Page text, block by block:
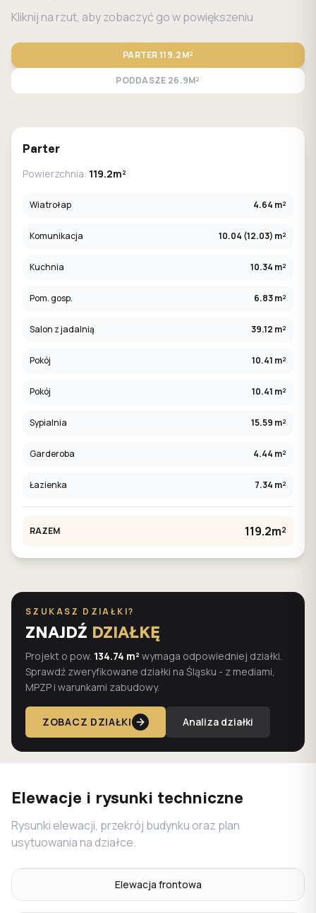
Kliknij na rzut, aby zobaczyć go w powiększeniu
PARTER119.2M²
PODDASZE 26.9M²
Parter
Powierzchnia: 119.2m²
Wiatrołap 4.64 m²
Komunikacja 10.04 (12.03) m²
Kuchnia 10.34 m²
Pom. gosp. 6.83 m²
Salon z jadalnią 39.12 m²
Pokój 10.41 m²
Pokój 10.41 m²
Sypialnia 15.59 m²
Garderoba 4.44 m²
Łazienka 7.34 m²
RAZEM 119.2m²
SZUKASZ DZIAŁKI?
ZNAJDŹ DZIAŁKĘ
Projekt o pow. 134.74 m² wymaga odpowiedniej działki.
Sprawdź zweryfikowane działki na Śląsku - z mediami,
MPZP i warunkami zabudowy.
ZOBACZ DZIAŁKI Analiza działki
Elewacje i rysunki techniczne
Rysunki elewacji, przekrój budynku oraz plan
usytuowania na działce.
Elewacja frontowa